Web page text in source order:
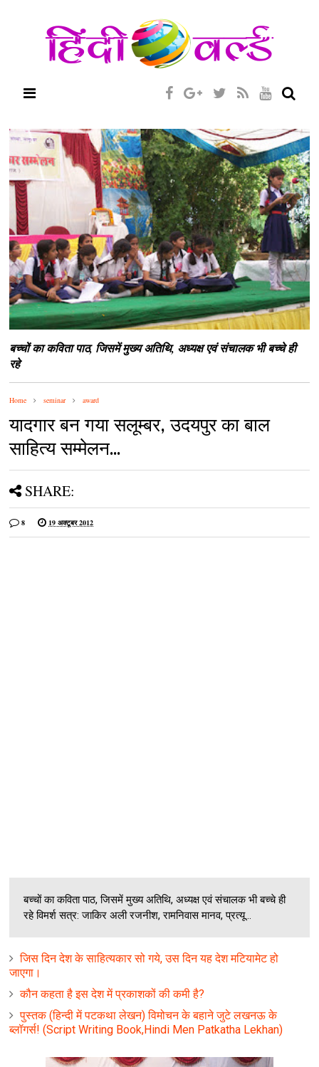
बच्‍चों का कविता पाठ, जिसमें मुख्‍य अतिथि, अध्‍यक्ष एवं संचालक भी बच्‍चे ही
रहे
Home seminar award
यादगार बन गया सलूम्‍बर, उदयपुर का बाल
साहित्‍य सम्‍मेलन...
SHARE:
8 19 अक्टूबर 2012
बच्‍चों का कविता पाठ, जिसमें मुख्‍य अतिथि, अध्‍यक्ष एवं संचालक भी बच्‍चे ही
रहे विमर्श सत्र: जाकिर अली रजनीश, रामनिवास मानव, प्रत्‍यू...
जिस दिन देश के साहित्यकार सो गये, उस दिन यह देश मटियामेट हो
जाएगा।
कौन कहता है इस देश में प्रकाशकों की कमी है?
पुस्तक (हिन्‍दी में पटकथा लेखन) विमोचन के बहाने जुटे लखनऊ के
ब्लॉगर्स! (Script Writing Book,Hindi Men Patkatha Lekhan)